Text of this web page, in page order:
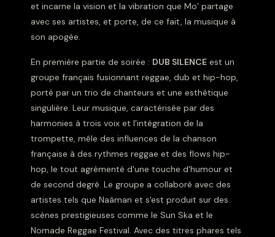
et incarne la vision et la vibration que Mo’ partage
avec ses artistes, et porte, de ce fait, la musique à
son apogée.
En première partie de soirée : DUB SILENCE est un
groupe français fusionnant reggae, dub et hip-hop,
porté par un trio de chanteurs et une esthétique
singulière. Leur musique, caractérisée par des
harmonies à trois voix et l'intégration de la
trompette, mêle des influences de la chanson
française à des rythmes reggae et des flows hip-
hop, le tout agrémenté d'une touche d'humour et
de second degré. Le groupe a collaboré avec des
artistes tels que Naâman et s'est produit sur des
scènes prestigieuses comme le Sun Ska et le
Nomade Reggae Festival. Avec des titres phares tels